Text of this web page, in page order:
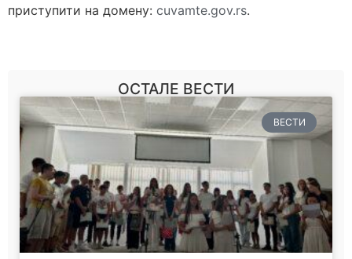
приступити на домену: cuvamte.gov.rs.
ОСТАЛЕ ВЕСТИ
ВЕСТИ